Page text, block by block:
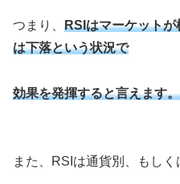
つまり、 RSIはマーケット
は下落という状況で
効果を発揮すると言えます。
また、RSIは通貨別、もしく